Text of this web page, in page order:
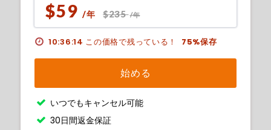
$59 /年 $235/年
10:36:13 この価格で残っている！ 75%保存
始める
いつでもキャンセル可能
30日間返金保証